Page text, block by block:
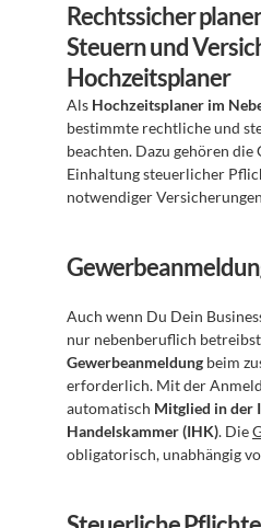
Rechtssicher
Steuern und
Hochzeitsplaner
Als Hochzeitsplaner im
bestimmte rechtliche und
beachten. Dazu gehören
Einhaltung steuerlicher
notwendiger
Auch wenn Du Dein
Gewerbeanmeldung beim
erforderlich. Mit der
automatisch Mitglied in der
Handelskammer (IHK). Die
obligatorisch, unabhängig